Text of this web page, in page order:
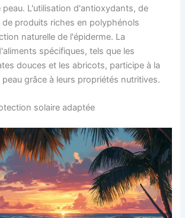
L'utilisation d'antioxydants, de
produits riches en polyphénols
naturelle de l'épiderme. La
spécifiques, tels que les
douces et les abricots, participe à la
grâce à leurs propriétés nutritives.
solaire adaptée